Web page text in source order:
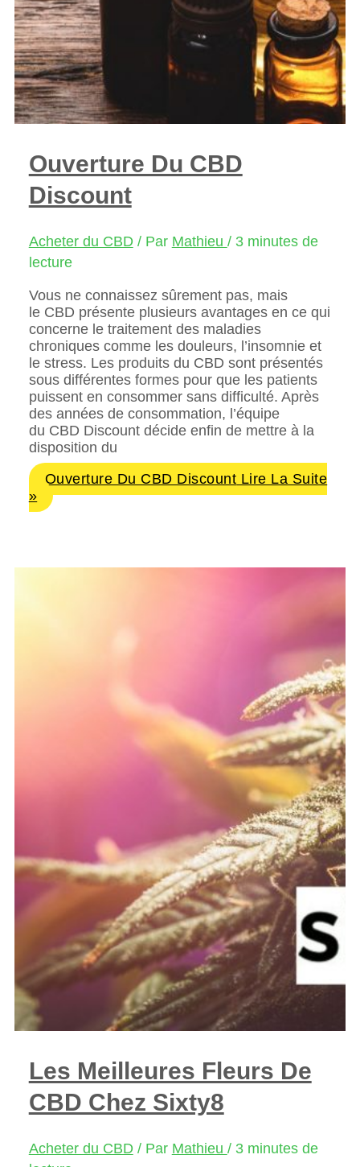
Ouverture Du CBD
Discount
Acheter du CBD / Par Mathieu / 3 minutes de
lecture
Vous ne connaissez sûrement pas, mais
le CBD présente plusieurs avantages en ce qui
concerne le traitement des maladies
chroniques comme les douleurs, l’insomnie et
le stress. Les produits du CBD sont présentés
sous différentes formes pour que les patients
puissent en consommer sans difficulté. Après
des années de consommation, l’équipe
du CBD Discount décide enfin de mettre à la
disposition du
Ouverture Du CBD Discount Lire La Suite
»
Les Meilleures Fleurs De
CBD Chez Sixty8
Acheter du CBD / Par Mathieu / 3 minutes de